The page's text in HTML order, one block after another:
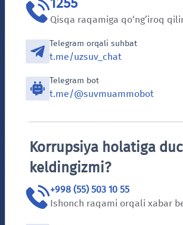
taʼminoti” АJ mutaxassislari tomonidan
o'tkazildi.
2024-06-05 14:47
“Хоразм сув таъминоти” АЖ ичимлик
сув нархи оширилади
Qisqa raqamiga qo‘ng’iroq
Telegram orqali suhbat
t.me/uzsuv_chat
Telegram bot
t.me/@suvmuammobot
Korrupsiya holatiga
keldingizmi?
+998 (55) 503 10 55
Ishonch raqami orqali xabar